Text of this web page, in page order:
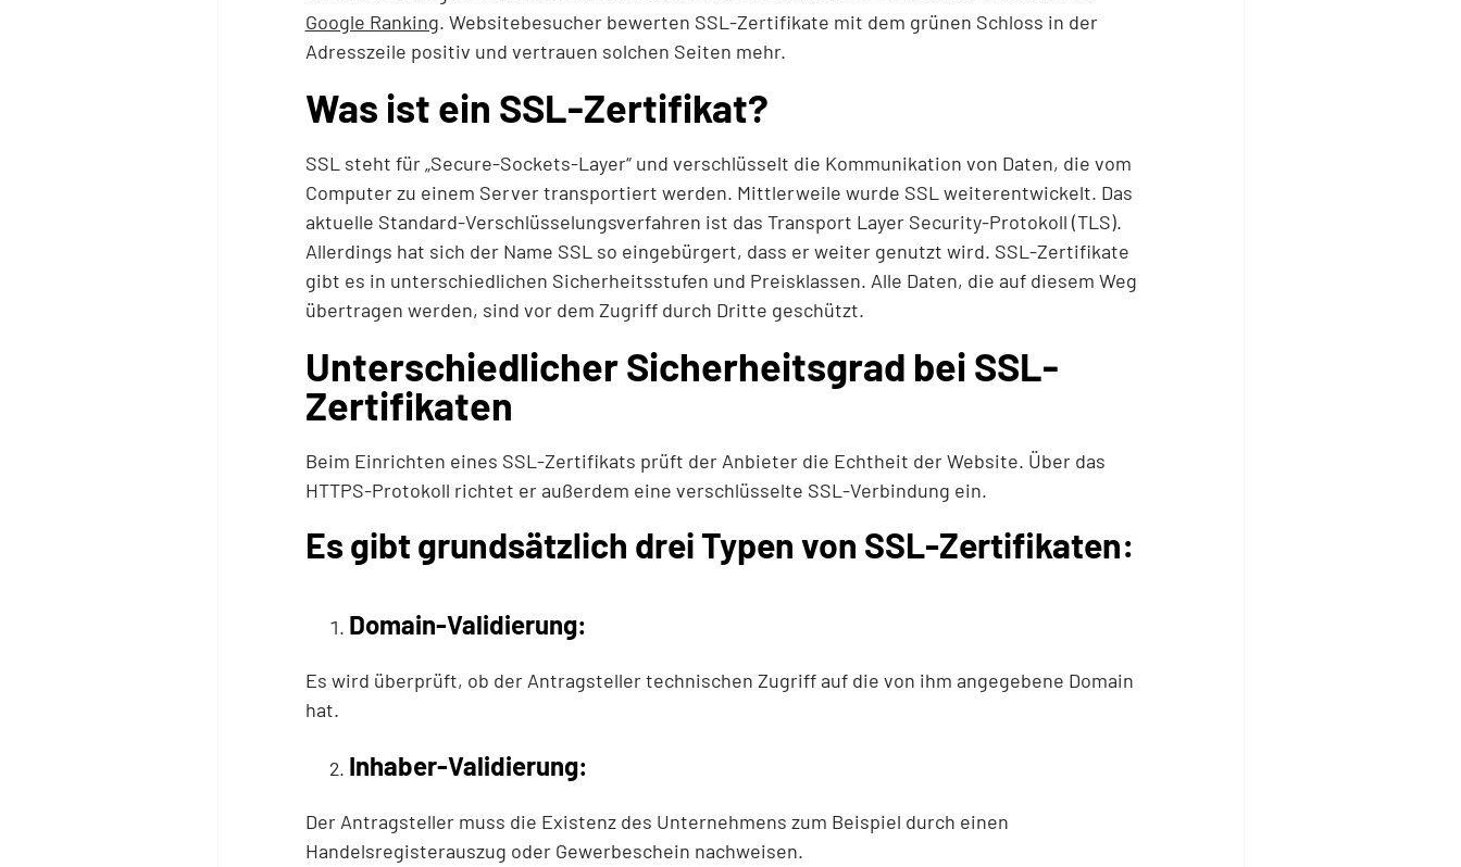
Google Ranking. Websitebesucher bewerten SSL-Zertifikate mit dem grünen Schloss in der
Adresszeile positiv und vertrauen solchen Seiten mehr.
Was ist ein SSL-Zertifikat?
SSL steht für „Secure-Sockets-Layer“ und verschlüsselt die Kommunikation von Daten, die vom
Computer zu einem Server transportiert werden. Mittlerweile wurde SSL weiterentwickelt. Das
aktuelle Standard-Verschlüsselungsverfahren ist das Transport Layer Security-Protokoll (TLS).
Allerdings hat sich der Name SSL so eingebürgert, dass er weiter genutzt wird. SSL-Zertifikate
gibt es in unterschiedlichen Sicherheitsstufen und Preisklassen. Alle Daten, die auf diesem Weg
übertragen werden, sind vor dem Zugriff durch Dritte geschützt.
Unterschiedlicher Sicherheitsgrad bei SSL-
Zertifikaten
Beim Einrichten eines SSL-Zertifikats prüft der Anbieter die Echtheit der Website. Über das
HTTPS-Protokoll richtet er außerdem eine verschlüsselte SSL-Verbindung ein.
Es gibt grundsätzlich drei Typen von SSL-Zertifikaten:
Domain-Validierung:
Es wird überprüft, ob der Antragsteller technischen Zugriff auf die von ihm angegebene Domain
hat.
Inhaber-Validierung:
Der Antragsteller muss die Existenz des Unternehmens zum Beispiel durch einen
Handelsregisterauszug oder Gewerbeschein nachweisen.